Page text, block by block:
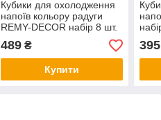
Кубики для охолодження
напоїв кольору радуги
REMY-DECOR набір 8 шт.
каменів для охолодження
віскі та щипчики
нержавіюча сталь
489₴
Купити
395